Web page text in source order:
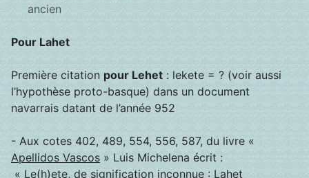
ancien
Pour Lahet
Première citation pour Lehet : lekete = ? (voir aussi
l’hypothèse proto-basque) dans un document
navarrais datant de l’année 952
- Aux cotes 402, 489, 554, 556, 587, du livre «
Apellidos Vascos » Luis Michelena écrit :
« Le(h)ete, de signification inconnue : Lahet